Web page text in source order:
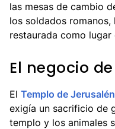
las mesas de cambio
los soldados
restaurada como lugar
El negocio
El Templo de Jerusalén
exigía un sacrificio de
templo y los animales